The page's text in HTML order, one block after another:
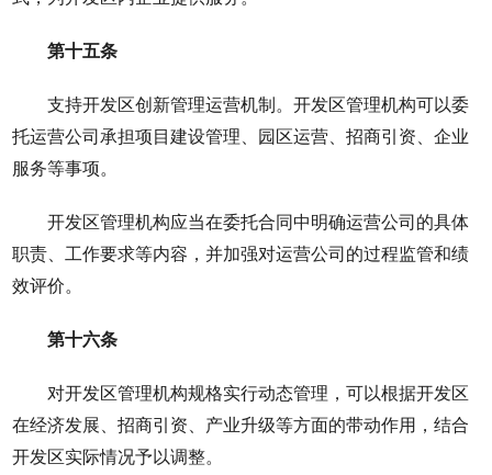
第十五条
支持开发区创新管理运营机制。开发区管理机构可以委
托运营公司承担项目建设管理、园区运营、招商引资、企业
服务等事项。
开发区管理机构应当在委托合同中明确运营公司的具体
职责、工作要求等内容，并加强对运营公司的过程监管和绩
效评价。
第十六条
对开发区管理机构规格实行动态管理，可以根据开发区
在经济发展、招商引资、产业升级等方面的带动作用，结合
开发区实际情况予以调整。